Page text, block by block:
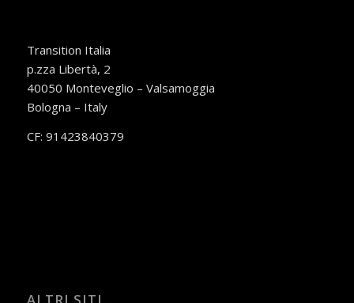
Transition Italia
p.zza Libertà, 2
40050 Monteveglio – Valsamoggia
Bologna – Italy
CF: 91423840379